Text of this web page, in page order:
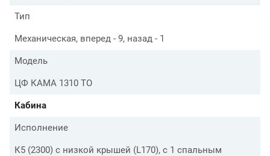
Тип
Механическая, вперед - 9, назад - 1
Модель
ЦФ КАМА 1310 TO
Кабина
Исполнение
К5 (2300) с низкой крышей (L170), с 1 спальным